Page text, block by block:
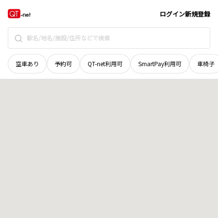
ログイン新規登録
空車あり 予約可 QT-net利用可 SmartPay利用可 車椅子
和歌山県